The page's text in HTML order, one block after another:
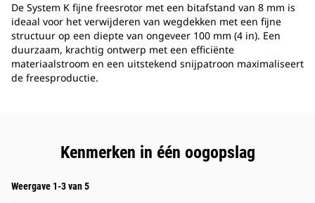
De System K fijne freesrotor met een bitafstand van 8 mm is
ideaal voor het verwijderen van wegdekken met een fijne
structuur op een diepte van ongeveer 100 mm (4 in). Een
duurzaam, krachtig ontwerp met een efficiënte
materiaalstroom en een uitstekend snijpatroon maximaliseert
de freesproductie.
Kenmerken in één oogopslag
Weergave 1-3 van 5